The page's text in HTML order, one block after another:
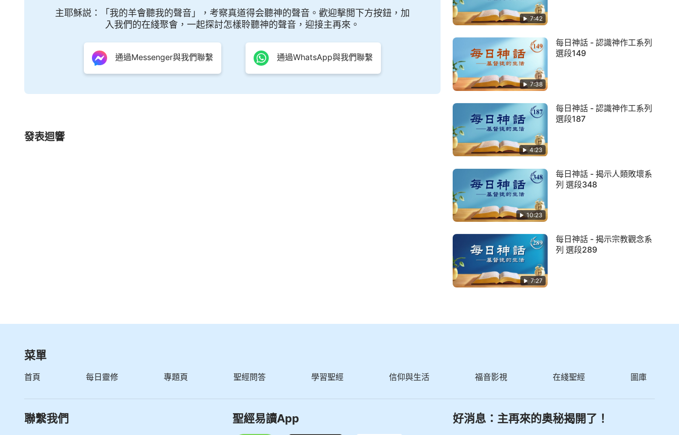
令你們心服口服？曾有多少次不扣着你們的心弦説話？你們有誰在看我話時不是心驚膽戰，深怕被我打
入無底深坑？有誰不在我的話中受試煉？我的話中有權柄，但并不是隨便審判人，而是因着人的實情我
才將話中之意不斷地顯明給人，其實，有誰能在話中認識我的全能呢？有誰能領受我話的精金之品呢？
我的話説了多少，誰曾寶愛我話呢？
——《話・卷一 神的顯現與作工・神向全宇的説話・第十篇》
主耶穌説：「我的羊會聽我的聲音」，考察真道得会聽神的聲音。歡迎擊閲下方按鈕，加
入我們的在綫聚會，一起探討怎樣聆聽神的聲音，迎接主再來。
通過Messenger與我們聯繫 通過WhatsApp與我們聯繫
發表迴響
7:42
7:38
每日神話 - 認識神作工系列
選段149
4:23
每日神話 - 認識神作工系列
選段187
10:23
每日神話 - 揭示人類敗壞系
列 選段348
7:27
每日神話 - 揭示宗教觀念系
列 選段289
菜單
首頁 每日靈修 專題頁 聖經問答 學習聖經 信仰與生活 福音影視 在綫聖經 圖庫
聯繫我們 聖經易讀App 好消息：主再來的奥秘揭開了！